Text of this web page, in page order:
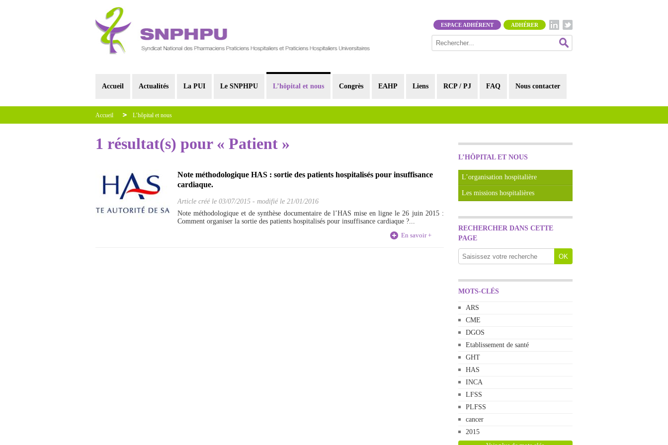
ADHÉRER
ESPACE ADHÉRENT
Accueil Actualités La PUI Le SNPHPU L’hôpital et nous Congrès EAHP Liens RCP / PJ FAQ Nous contacter
Accueil L’hôpital et nous
L’HÔPITAL ET NOUS
L’organisation hospitalière
Les missions hospitalières
RECHERCHER DANS CETTE
PAGE
MOTS-CLÉS
ARS
CME
DGOS
Etablissement de santé
GHT
HAS
INCA
LFSS
PLFSS
cancer
2015
1 résultat(s) pour « Patient »
Note méthodologique HAS : sortie des patients hospitalisés pour insuffisance
cardiaque.
Article créé le 03/07/2015 - modifié le 21/01/2016
Note méthodologique et de synthèse documentaire de l’HAS mise en ligne le 26 juin 2015 :
Comment organiser la sortie des patients hospitalisés pour insuffisance cardiaque ?...
En savoir +